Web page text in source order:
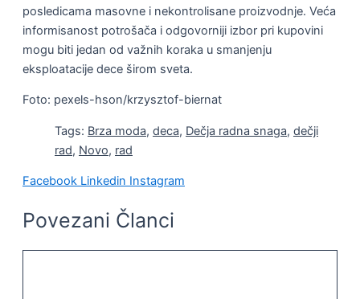
posledicama masovne i nekontrolisane proizvodnje. Veća
informisanost potrošača i odgovorniji izbor pri kupovini
mogu biti jedan od važnih koraka u smanjenju
eksploatacije dece širom sveta.
Foto: pexels-hson/krzysztof-biernat
Tags: Brza moda, deca, Dečja radna snaga, dečji
rad, Novo, rad
Facebook Linkedin Instagram
Povezani Članci